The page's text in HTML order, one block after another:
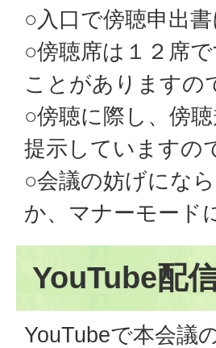
○入口で傍聴申出
○傍聴席は１２席
ことがありますの
○傍聴に際し、傍
提示していますの
○会議の妨げにな
か、マナーモード
YouTube配
YouTubeで本会議